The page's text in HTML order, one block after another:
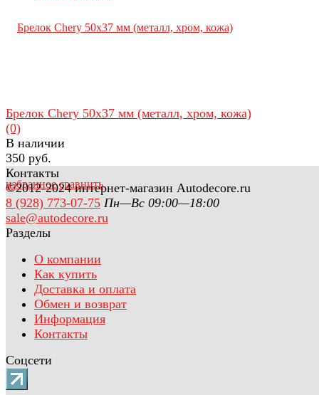
избранное сравнить
Брелок Chery 50х37 мм (металл, хром, кожа)
(0)
В наличии
350 руб.
Контакты
©2012-2024 интернет-магазин Autodecore.ru
8 (928) 773-07-75 Пн—Вс 09:00—18:00
sale@autodecore.ru
Разделы
О компании
Как купить
Доставка и оплата
Обмен и возврат
Информация
Контакты
Соцсети